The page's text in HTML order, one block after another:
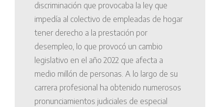
discriminación que provocaba la ley que
impedía al colectivo de empleadas de hogar
tener derecho a la prestación por
desempleo, lo que provocó un cambio
legislativo en el año 2022 que afecta a
medio millón de personas. A lo largo de su
carrera profesional ha obtenido numerosos
pronunciamientos judiciales de especial